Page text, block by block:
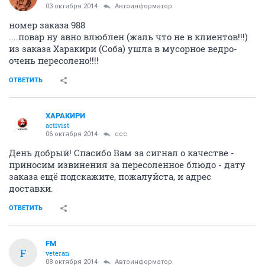
03 октября 2014 Автоинформатор
номер заказа 988
....повар ну авно влюблен (жаль что не в клиентов!!!)
из заказа Харакири (Соба) ушла в мусорное ведро-
очень пересолено!!!!
ОТВЕТИТЬ
ХАРАКИРИ
activist
06 октября 2014 ссс
День добрый! Спасибо Вам за сигнал о качестве -
приносим извинения за пересоленное блюдо - дату
заказа ещё подскажите, пожалуйста, и адрес
доставки.
ОТВЕТИТЬ
F
FM
veteran
08 октября 2014 Автоинформатор